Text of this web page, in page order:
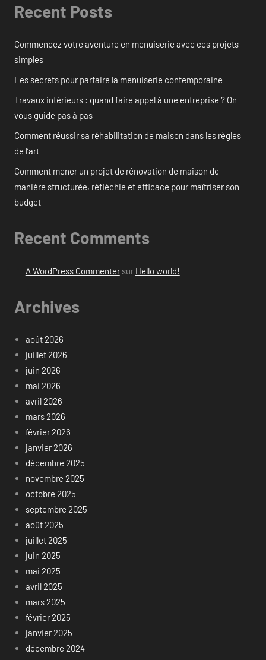
Recent Posts
Commencez votre aventure en menuiserie avec ces projets
simples
Les secrets pour parfaire la menuiserie contemporaine
Travaux intérieurs : quand faire appel à une entreprise ? On
vous guide pas à pas
Comment réussir sa réhabilitation de maison dans les règles
de l’art
Comment mener un projet de rénovation de maison de
manière structurée, réfléchie et efficace pour maîtriser son
budget
Recent Comments
A WordPress Commentersur Hello world!
Archives
août 2026
juillet 2026
juin 2026
mai 2026
avril 2026
mars 2026
février 2026
janvier 2026
décembre 2025
novembre 2025
octobre 2025
septembre 2025
août 2025
juillet 2025
juin 2025
mai 2025
avril 2025
mars 2025
février 2025
janvier 2025
décembre 2024